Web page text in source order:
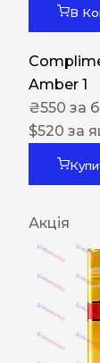
В
Amber 1
₴550 за
$520 за
Акція